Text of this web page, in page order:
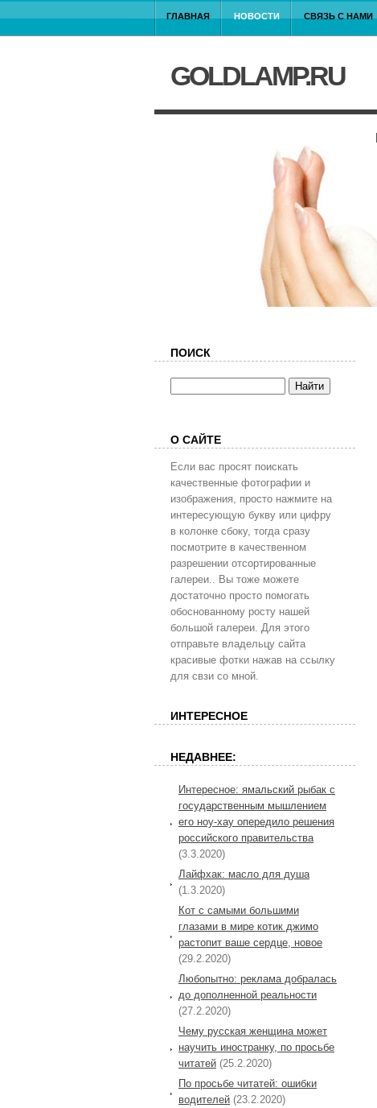
ГЛАВНАЯ НОВОСТИ СВЯЗЬ С НАМИ
GOLDLAMP.RU
ПОИСК
О САЙТЕ
Если вас просят поискать
качественные фотографии и
изображения, просто нажмите на
интересующую букву или цифру
в колонке сбоку, тогда сразу
посмотрите в качественном
разрешении отсортированные
галереи.. Вы тоже можете
достаточно просто помогать
обоснованному росту нашей
большой галереи. Для этого
отправьте владельцу сайта
красивые фотки нажав на ссылку
для свзи со мной.
ИНТЕРЕСНОЕ
НЕДАВНЕЕ:
Интересное: ямальский рыбак с
государственным мышлением
его ноу-хау опередило решения
российского правительства
(3.3.2020)
Лайфхак: масло для душа
(1.3.2020)
Кот с самыми большими
глазами в мире котик джимо
растопит ваше сердце, новое
(29.2.2020)
Любопытно: реклама добралась
до дополненной реальности
(27.2.2020)
Чему русская женщина может
научить иностранку, по просьбе
читатей (25.2.2020)
По просьбе читатей: ошибки
водителей (23.2.2020)